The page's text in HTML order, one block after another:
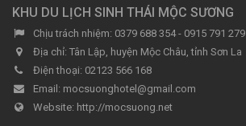
KHU DU LỊCH SINH THÁI MỘC SƯƠNG
Chịu trách nhiệm: 0379 688 354 - 0915 791 279
Địa chỉ: Tân Lập, huyện Mộc Châu, tỉnh Sơn La
Điện thoại: 02123 566 168‬
Email: mocsuonghotel@gmail.com
Website: http://mocsuong.net